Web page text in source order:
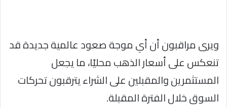
ويرى مراقبون أن أي موجة صعود عالمية جديدة قد
تنعكس على أسعار الذهب محليًا، ما يجعل
المستثمرين والمقبلين على الشراء يترقبون تحركات
السوق خلال الفترة المقبلة.